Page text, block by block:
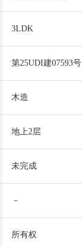
3LDK
第25UDI建07593号
木造
地上2层
未完成
－
所有权